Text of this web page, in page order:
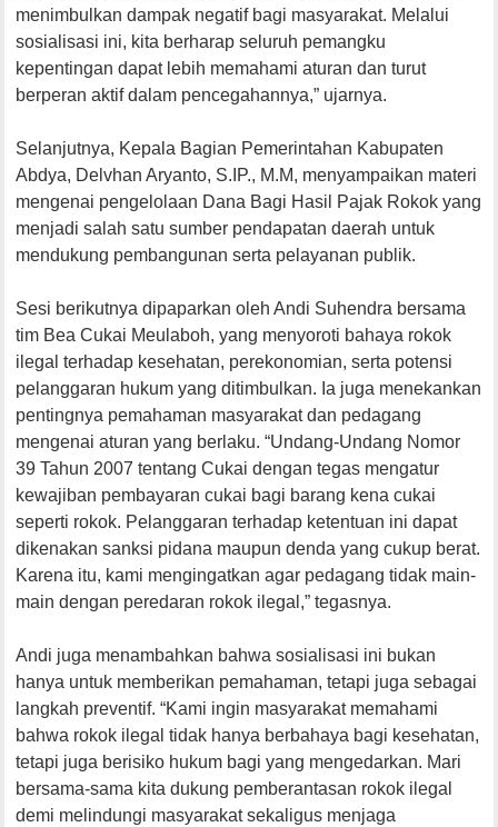
menimbulkan dampak negatif bagi masyarakat. Melalui
sosialisasi ini, kita berharap seluruh pemangku
kepentingan dapat lebih memahami aturan dan turut
berperan aktif dalam pencegahannya,” ujarnya.
Selanjutnya, Kepala Bagian Pemerintahan Kabupaten
Abdya, Delvhan Aryanto, S.IP., M.M, menyampaikan materi
mengenai pengelolaan Dana Bagi Hasil Pajak Rokok yang
menjadi salah satu sumber pendapatan daerah untuk
mendukung pembangunan serta pelayanan publik.
Sesi berikutnya dipaparkan oleh Andi Suhendra bersama
tim Bea Cukai Meulaboh, yang menyoroti bahaya rokok
ilegal terhadap kesehatan, perekonomian, serta potensi
pelanggaran hukum yang ditimbulkan. Ia juga menekankan
pentingnya pemahaman masyarakat dan pedagang
mengenai aturan yang berlaku. “Undang-Undang Nomor
39 Tahun 2007 tentang Cukai dengan tegas mengatur
kewajiban pembayaran cukai bagi barang kena cukai
seperti rokok. Pelanggaran terhadap ketentuan ini dapat
dikenakan sanksi pidana maupun denda yang cukup berat.
Karena itu, kami mengingatkan agar pedagang tidak main-
main dengan peredaran rokok ilegal,” tegasnya.
Andi juga menambahkan bahwa sosialisasi ini bukan
hanya untuk memberikan pemahaman, tetapi juga sebagai
langkah preventif. “Kami ingin masyarakat memahami
bahwa rokok ilegal tidak hanya berbahaya bagi kesehatan,
tetapi juga berisiko hukum bagi yang mengedarkan. Mari
bersama-sama kita dukung pemberantasan rokok ilegal
demi melindungi masyarakat sekaligus menjaga